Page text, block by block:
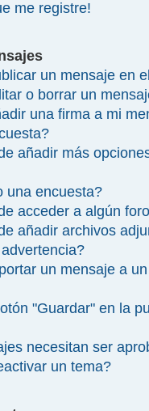
me registre!
un mensaje en
o borrar un
una firma a mi
añadir más
una encuesta?
acceder a algún
añadir archivos
un mensaje a un
"Guardar" en la
necesitan ser
un tema?